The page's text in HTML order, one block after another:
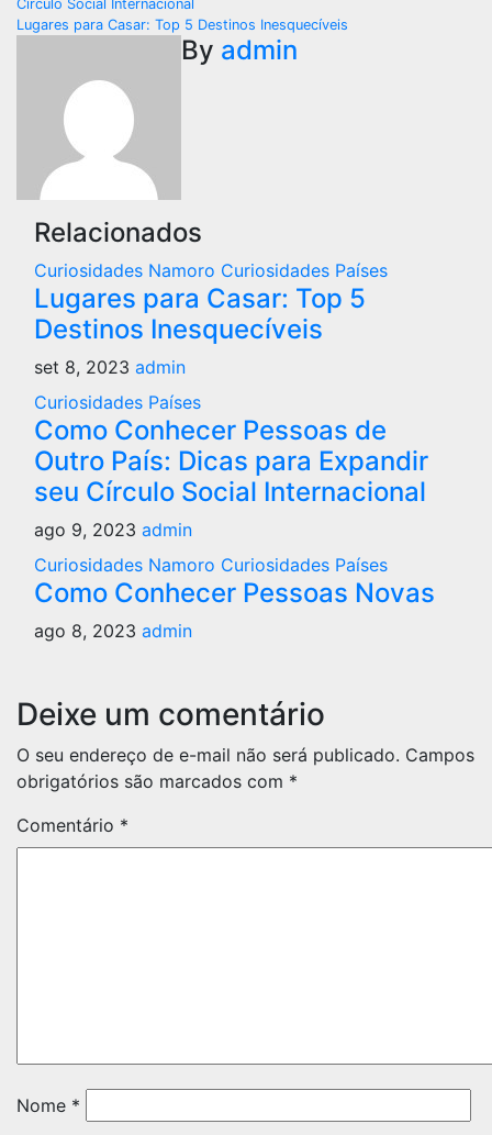
de
Post
Círculo Social Internacional
Lugares para Casar: Top 5 Destinos Inesquecíveis
By admin
Relacionados
Curiosidades Namoro Curiosidades Países
Lugares para Casar: Top 5
Destinos Inesquecíveis
set 8, 2023 admin
Curiosidades Países
Como Conhecer Pessoas de
Outro País: Dicas para Expandir
seu Círculo Social Internacional
ago 9, 2023 admin
Curiosidades Namoro Curiosidades Países
Como Conhecer Pessoas Novas
ago 8, 2023 admin
Deixe um comentário
O seu endereço de e-mail não será publicado. Campos
obrigatórios são marcados com *
Comentário *
Nome *